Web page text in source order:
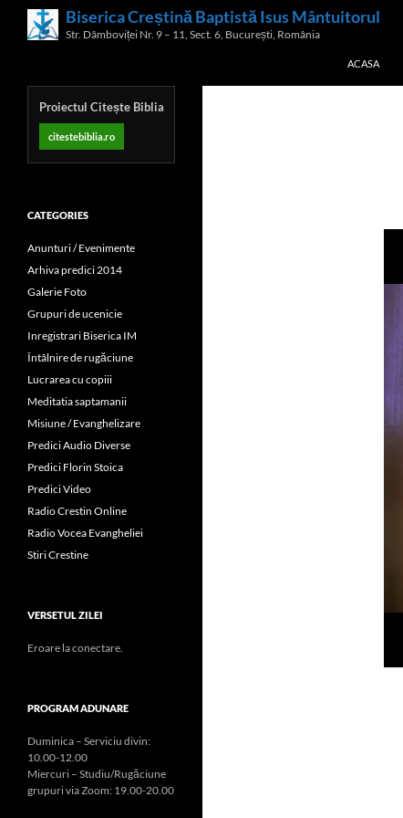
Biserica Creștină Baptistă Isus Mântuitorul
Str. Dâmboviței Nr. 9 – 11, Sect. 6, București, România
Search
ACASA
Proiectul Citește Biblia
citestebiblia.ro
CATEGORIES
Anunturi / Evenimente
Arhiva predici 2014
Galerie Foto
Grupuri de ucenicie
Inregistrari Biserica IM
Întâlnire de rugăciune
Lucrarea cu copiii
Meditatia saptamanii
Misiune / Evanghelizare
Predici Audio Diverse
Predici Florin Stoica
Predici Video
Radio Crestin Online
Radio Vocea Evangheliei
Stiri Crestine
VERSETUL ZILEI
Eroare la conectare.
PROGRAM ADUNARE
Duminica – Serviciu divin:
10.00-12.00
Miercuri – Studiu/Rugăciune
grupuri via Zoom: 19.00-20.00